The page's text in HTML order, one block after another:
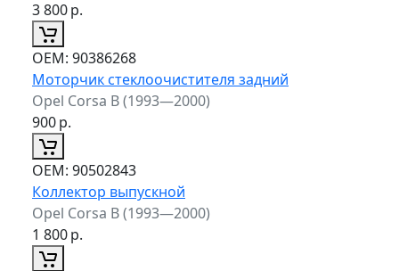
3 800р.
ОЕМ: 90386268
Моторчик стеклоочистителя задний
Opel Corsa B (1993—2000)
900р.
ОЕМ: 90502843
Коллектор выпускной
Opel Corsa B (1993—2000)
1 800р.